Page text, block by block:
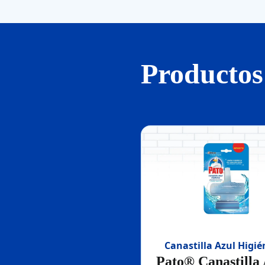
Canastilla Azul
Pato® Canastilla